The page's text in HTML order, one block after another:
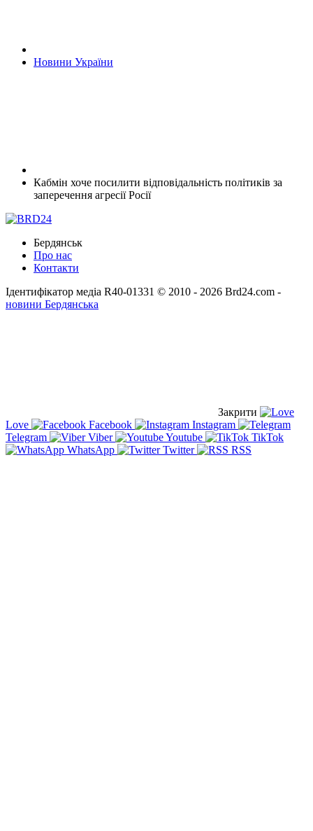
Новини України
Кабмін хоче посилити відповідальність політиків за
заперечення агресії Росії
Бердянськ
Про нас
Контакти
Ідентифікатор медіа R40-01331 © 2010 - 2026 Brd24.com -
новини Бердянська
Закрити
Love
Facebook
Instagram
Telegram
Viber Youtube
TikTok
WhatsApp
Twitter RSS